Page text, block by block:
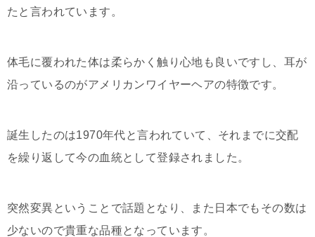
たと言われています。
体毛に覆われた体は柔らかく触り心地も良いですし、耳が
沿っているのがアメリカンワイヤーヘアの特徴です。
誕生したのは1970年代と言われていて、それまでに交配
を繰り返して今の血統として登録されました。
突然変異ということで話題となり、また日本でもその数は
少ないので貴重な品種となっています。